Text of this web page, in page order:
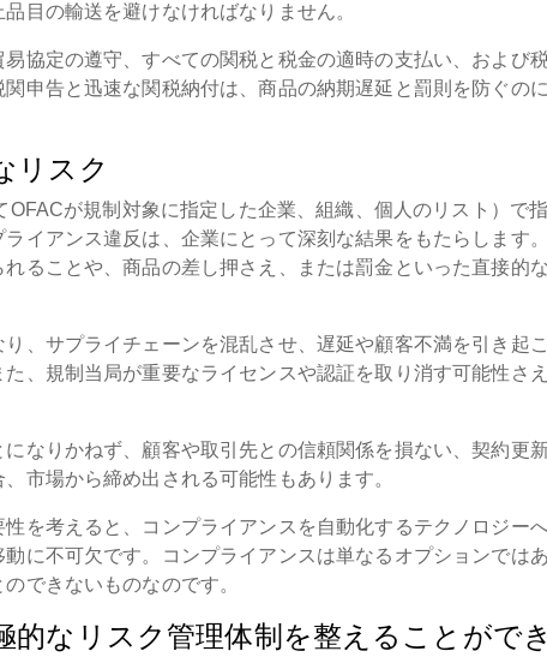
目の輸送を避けなければなりません。
協定の遵守、すべての関税と税金の適時の支払い、および
申告と迅速な関税納付は、商品の納期遅延と罰則を防ぐの
リスク
が規制対象に指定した企業、組織、個人のリスト）で
イアンス違反は、企業にとって深刻な結果をもたらします
ることや、商品の差し押さえ、または罰金といった直接的
、サプライチェーンを混乱させ、遅延や顧客不満を引き起こ
、規制当局が重要なライセンスや認証を取り消す可能性さ
なりかねず、顧客や取引先との信頼関係を損ない、契約更
市場から締め出される可能性もあります。
を考えると、コンプライアンスを自動化するテクノロジー
に不可欠です。コンプライアンスは単なるオプションでは
できないものなのです。
なリスク管理体制を整えることができ